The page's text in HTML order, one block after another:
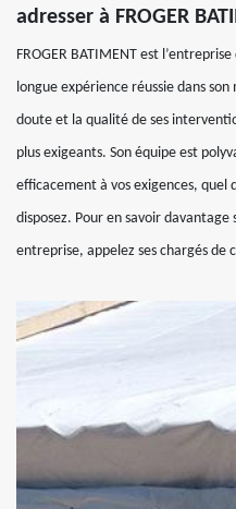
adresser à FROGER
FROGER BATIMENT est
longue expérience réussie dans
doute et la qualité de ses
plus exigeants. Son équipe est
efficacement à vos exigences,
disposez. Pour en savoir
entreprise, appelez ses chargés de